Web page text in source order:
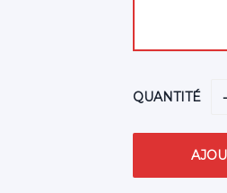
QUANTITÉ